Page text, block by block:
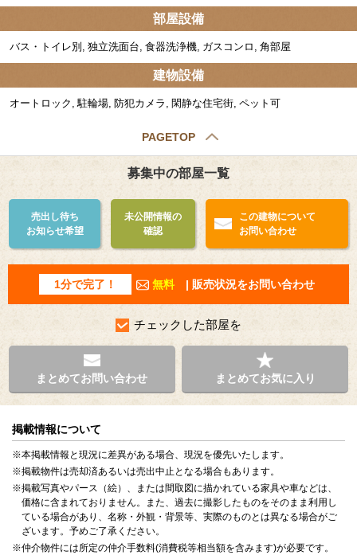
部屋設備
バス・トイレ別 独立洗面台 食器洗浄機 ガスコンロ 角部屋
建物設備
オートロック 駐輪場 防犯カメラ 閑静な住宅街 ペット可
PAGETOP
募集中の部屋一覧
売出し待ち
お知らせ希望
未公開情報の
確認
この建物について
お問い合わせ
1分で完了！ 無料 | 販売状況をお問い合わせ
チェックした部屋を
まとめてお問い合わせ まとめてお気に入り
掲載情報について
※本掲載情報と現況に差異がある場合、現況を優先いたします。
※掲載物件は売却済あるいは売出中止となる場合もあります。
※掲載写真やパース（絵）、または間取図に描かれている家具や車などは、
価格に含まれておりません。また、過去に撮影したものをそのまま利用し
ている場合があり、名称・外観・背景等、実際のものとは異なる場合がご
ざいます。予めご了承ください。
※仲介物件には所定の仲介手数料(消費税等相当額を含みます)が必要です。